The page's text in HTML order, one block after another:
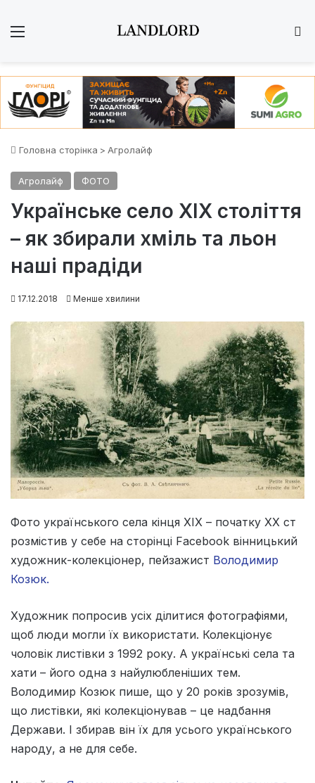
Головна сторінка > Агролайф
Агролайф ФОТО
Українське село XIX століття
– як збирали хміль та льон
наші прадіди
17.12.2018 Менше хвилини
Фото українського села кінця XIX – початку XX ст
розмістив у себе на сторінці Facebook вінницький
художник-колекціонер, пейзажист Володимир
Козюк.
Художник попросив усіх ділитися фотографіями,
щоб люди могли їх використати. Колекціонує
чоловік листівки з 1992 року. А українські села та
хати – його одна з найулюбленіших тем.
Володимир Козюк пише, що у 20 років зрозумів,
що листівки, які колекціонував – це надбання
Держави. І збирав він їх для усього українського
народу, а не для себе.